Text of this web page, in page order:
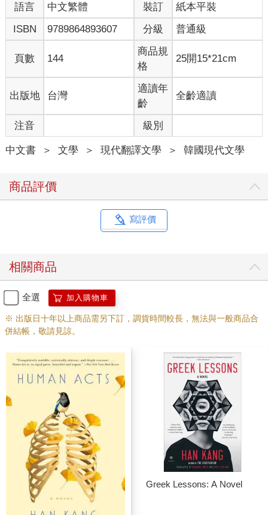
般；一旦用這些單詞擦過心臟，就會有文句流淌出來，不論那是
什麼內容。如果在那些文句之間，蓋上白紗布藏起來也沒關係
嗎？
因為難以回答這些問題，所以遲遲沒有提筆。從八月開始暫時來
到這陌生國家的首都，在這裡租房子住了下來。又過了兩個月，
在天變冷前的某個夜晚，我因為偏頭痛這狠毒的老朋友，熱了一
杯水來吞藥丸時，（靜靜地）體會了：反正想藏匿在某處這件
事，本來就是不可能的。
有時對時間的感覺會變得敏銳。特別是身體不舒服的時候。大約
從十四歲開始的偏頭痛，毫無預警地和胃痙攣一起造訪，中斷了
滴滴掉落的時間，就像用刮鬍刀片製成的珠子那般。拂過指尖
時，血彷彿要流淌出來。呼吸時，我在每一個瞬間都清楚感受到
無暇介入時，毫不猶豫地朝半空中踏出剩下的另一步。並非因為
我們特別勇敢，而是除此之外沒有別的方法了。現在這瞬間，我
也感受得到危險。我莽莽撞撞地走進還沒走過的時間裡、還沒寫
語言 中文繁體 裝訂
紙本平裝
ISBN
9789864893607 分級 普通級
頁數 144
商品規
格
25開15*21cm
出版地 台灣
適讀年
齡
全齡適讀
注音 級別
中文書 ＞ 文學 ＞ 現代翻譯文學 ＞ 韓國現代文學
商品評價
寫評價
相關商品
全選 加入購物車
※ 出版日十年以上商品需另下訂，調貨時間較長，無法與一般商品合
併結帳，敬請見諒。
Greek Lessons: A Novel